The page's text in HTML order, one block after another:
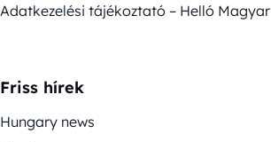
Adatkezelési tájékoztató – Helló Magyar
Friss hírek
Hungary news